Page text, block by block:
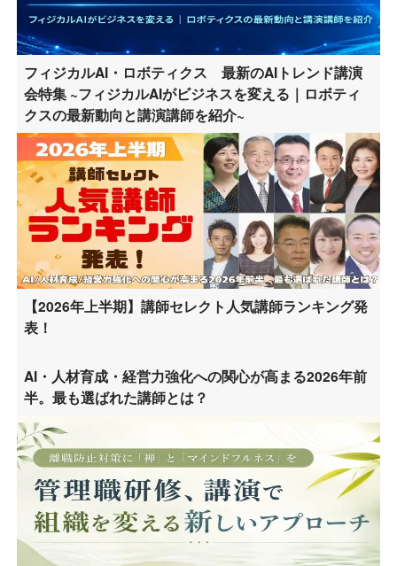
フィジカルAI・ロボティクス 最新のAIトレンド講演
会特集 ~フィジカルAIがビジネスを変える｜ロボティ
クスの最新動向と講演講師を紹介~
【2026年上半期】講師セレクト人気講師ランキング発
表！
AI・人材育成・経営力強化への関心が高まる2026年前
半。最も選ばれた講師とは？